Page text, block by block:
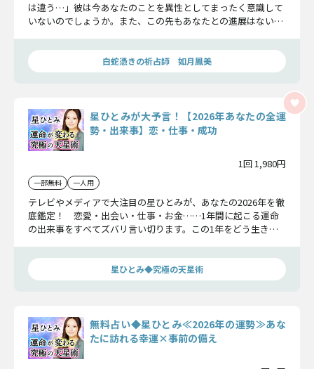
は違う…」彼は今あなたのことを異性としてまったく意識して
いないのでしょうか。また、この先もあなたとの進展はないの
白蛇憑きの祈占師 如月鳳美
星ひとみが大予言！【2026年あなたの全運
勢・出来事】恋・仕事・成功
1回 1,980円
一部無料 一人用
テレビやメディアで大注目の星ひとみが、あなたの2026年を徹
底鑑定！ 恋愛・出会い・仕事・お金……1年間に起こる運命
の出来事をすべてズバリ言い切ります。この1年をどう生き抜
運へ導きます！
星ひとみ◆究極の天星術
無料占い◆星ひとみ≪2026年の運勢≫あな
たに訪れる幸運×事前の備え